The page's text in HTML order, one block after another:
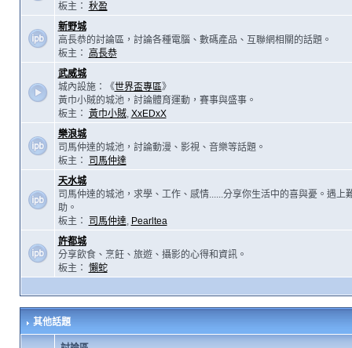
板主： 秋盈
新野城
高長恭的討論區，討論各種電腦、數碼產品、互聯網相關的話題。
板主：
高長恭
武威城
城內設施：《世界盃專區》
黃巾小賊的城池，討論體育運動，賽事與盛事。
板主： 黃巾小賊, XxEDxX
樂浪城
司馬仲達的城池，討論動漫、影視、音樂等話題。
板主：
司馬仲達
天水城
司馬仲達的城池，求學、工作、感情......分享你生活中的喜與憂。遇上
助。
板主：
司馬仲達, Pearltea
許都城
分享飲食、烹飪、旅遊、攝影的心得和資訊。
板主： 懶蛇
其他話題